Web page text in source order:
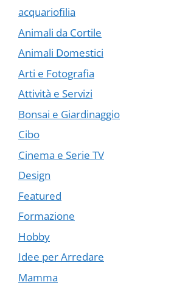
acquariofilia
Animali da Cortile
Animali Domestici
Arti e Fotografia
Attività e Servizi
Bonsai e Giardinaggio
Cibo
Cinema e Serie TV
Design
Featured
Formazione
Hobby
Idee per Arredare
Mamma